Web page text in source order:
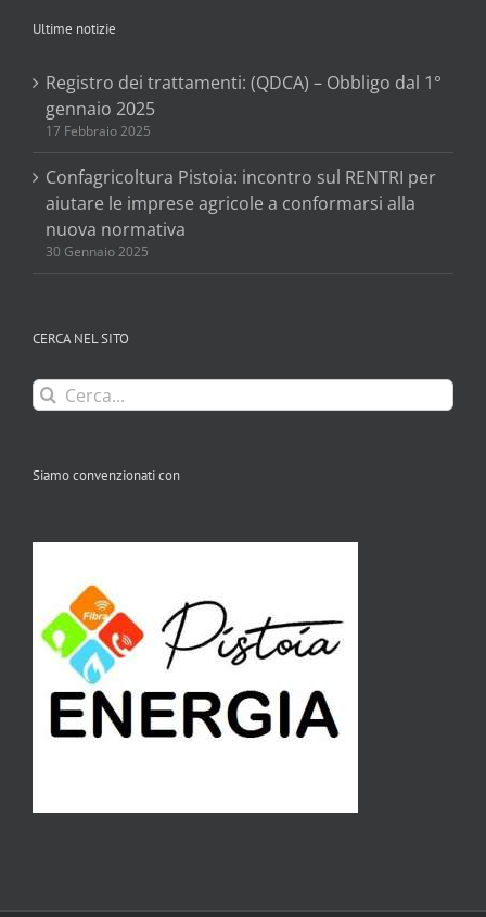
Ultime notizie
Registro dei trattamenti: (QDCA) – Obbligo dal 1°
gennaio 2025
17 Febbraio 2025
Confagricoltura Pistoia: incontro sul RENTRI per
aiutare le imprese agricole a conformarsi alla
nuova normativa
30 Gennaio 2025
CERCA NEL SITO
Cerca
per:
Siamo convenzionati con